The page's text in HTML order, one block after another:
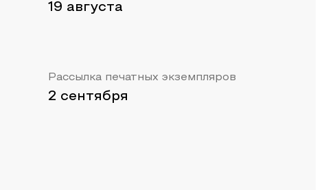
19 августа
Рассылка печатных экземпляров
2 сентября